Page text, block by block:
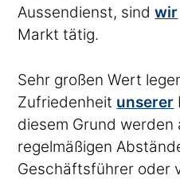
Aussendienst, sindwir
Markt tätig.
Sehr großen Wert
Zufriedenheit unserer
diesem Grund werden
regelmäßigen
Geschäftsführer oder